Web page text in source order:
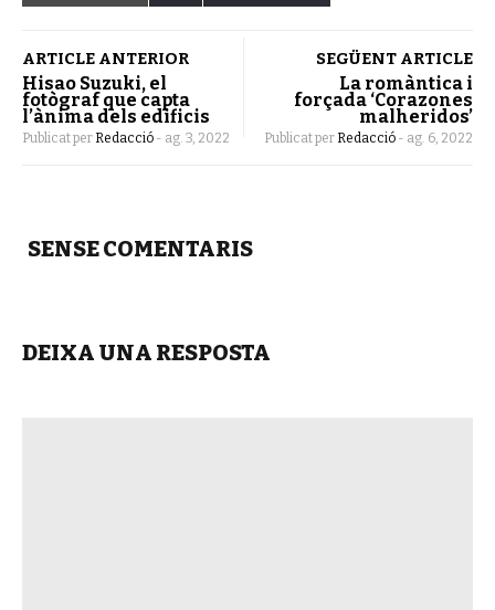
ARTICLE ANTERIOR
Hisao Suzuki, el
fotògraf que capta
l’ànima dels edificis
Publicat per Redacció - ag. 3, 2022
SEGÜENT ARTICLE
La romàntica i
forçada ‘Corazones
malheridos’
Publicat per Redacció - ag. 6, 2022
SENSE COMENTARIS
DEIXA UNA RESPOSTA